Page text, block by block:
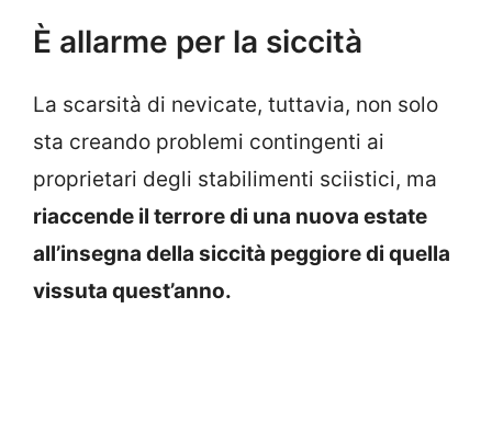
È allarme per la siccità
La scarsità di nevicate, tuttavia, non solo
sta creando problemi contingenti ai
proprietari degli stabilimenti sciistici, ma
riaccende il terrore di una nuova estate
all’insegna della siccità peggiore di quella
vissuta quest’anno.